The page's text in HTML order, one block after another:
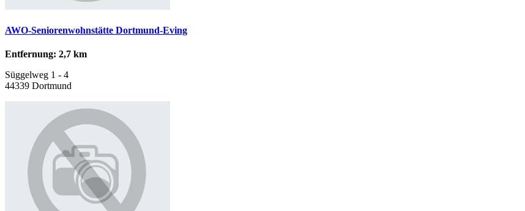
AWO-Seniorenwohnstätte Dortmund-Eving
Entfernung: 2,7 km
Süggelweg 1 - 4
44339 Dortmund